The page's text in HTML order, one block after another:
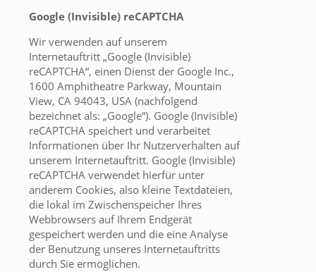
Google (Invisible) reCAPTCHA
Wir verwenden auf unserem
Internetauftritt „Google (Invisible)
reCAPTCHA“, einen Dienst der Google Inc.,
1600 Amphitheatre Parkway, Mountain
View, CA 94043, USA (nachfolgend
bezeichnet als: „Google“). Google (Invisible)
reCAPTCHA speichert und verarbeitet
Informationen über Ihr Nutzerverhalten auf
unserem Internetauftritt. Google (Invisible)
reCAPTCHA verwendet hierfür unter
anderem Cookies, also kleine Textdateien,
die lokal im Zwischenspeicher Ihres
Webbrowsers auf Ihrem Endgerät
gespeichert werden und die eine Analyse
der Benutzung unseres Internetauftritts
durch Sie ermöglichen.